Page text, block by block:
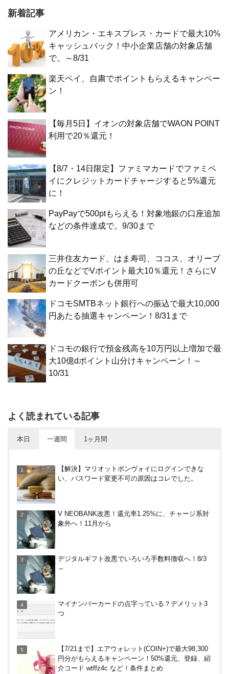
新着記事
アメリカン・エキスプレス・カードで最大10%
キャッシュバック！中小企業店舗の対象店舗
で。～8/31
楽天ペイ、自粛でポイントもらえるキャンペー
ン！
【毎月5日】イオンの対象店舗でWAON POINT
利用で20％還元！
【8/7・14日限定】ファミマカードでファミペ
イにクレジットカードチャージすると5%還元
に！
PayPayで500ptもらえる！対象地銀の口座追加
などの条件達成で。9/30まで
三井住友カード、はま寿司、ココス、オリーブ
の丘などでVポイント最大10％還元！さらにV
カードクーポンも併用可
ドコモSMTBネット銀行への振込で最大10,000
円あたる抽選キャンペーン！8/31まで
ドコモの銀行で預金残高を10万円以上増加で最
大10億dポイント山分けキャンペーン！～
10/31
よく読まれている記事
本日 一週間 1ヶ月間
通預金）で年利0.7％～0.9％！
加入したけど勧誘ヤバいかな
象外へ！11月から
おきたい利用条件と注意点
【解決】マリオットボンヴォイにログインできな
い、パスワード変更不可の原因はコレでした。
V NEOBANK改悪！還元率1.25%に、チャージ系対
象外へ！11月から
デジタルギフト改悪でいろいろ手数料徴収へ！8/3
～
マイナンバーカードの点字っている？デメリット3
つ
【7/21まで】エアウォレット(COIN+)で最大98,300
円分がもらえるキャンペーン！50%還元、登録、紹
介コード wtffz4c など！条件まとめ